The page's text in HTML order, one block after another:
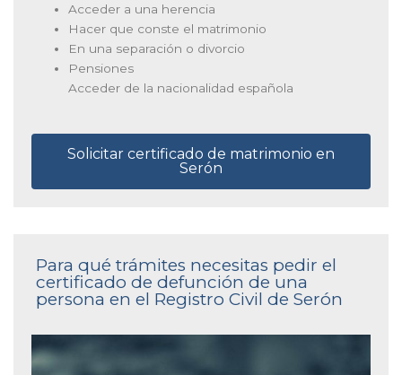
Acceder a una herencia
Hacer que conste el matrimonio
En una separación o divorcio
Pensiones
Acceder de la nacionalidad española
Solicitar certificado de matrimonio en
Serón
Para qué trámites necesitas pedir el
certificado de defunción de una
persona en el Registro Civil de Serón